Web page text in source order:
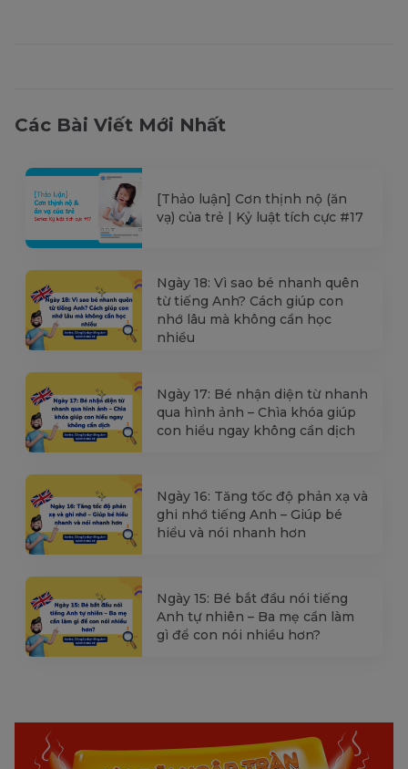
Các Bài Viết Mới Nhất
[Thảo luận] Cơn thịnh nộ (ăn
vạ) của trẻ | Kỷ luật tích cực #17
Ngày 18: Vì sao bé nhanh quên
từ tiếng Anh? Cách giúp con
nhớ lâu mà không cần học
nhiều
Ngày 17: Bé nhận diện từ nhanh
qua hình ảnh – Chìa khóa giúp
con hiểu ngay không cần dịch
Ngày 16: Tăng tốc độ phản xạ và
ghi nhớ tiếng Anh – Giúp bé
hiểu và nói nhanh hơn
Ngày 15: Bé bắt đầu nói tiếng
Anh tự nhiên – Ba mẹ cần làm
gì để con nói nhiều hơn?